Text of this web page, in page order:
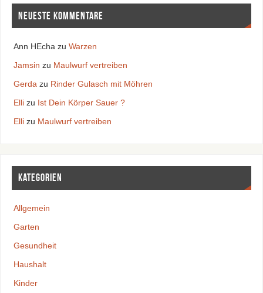
Neueste Kommentare
Ann HEcha zu Warzen
Jamsin zu Maulwurf vertreiben
Gerda zu Rinder Gulasch mit Möhren
Ellizu Ist Dein Körper Sauer ?
Ellizu Maulwurf vertreiben
Kategorien
Allgemein
Garten
Gesundheit
Haushalt
Kinder